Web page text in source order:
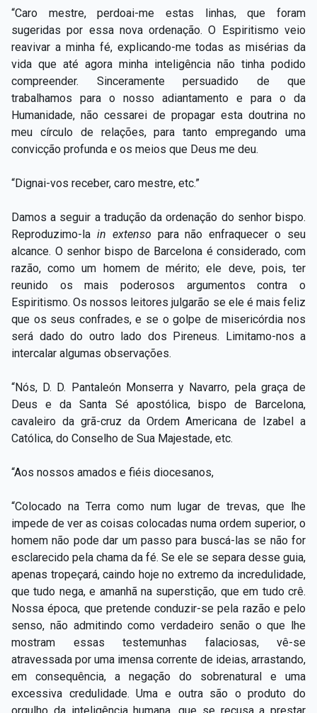
“Caro mestre, perdoai-me estas linhas, que foram
sugeridas por essa nova ordenação. O Espiritismo veio
reavivar a minha fé, explicando-me todas as misérias da
vida que até agora minha inteligência não tinha podido
compreender. Sinceramente persuadido de que
trabalhamos para o nosso adiantamento e para o da
Humanidade, não cessarei de propagar esta doutrina no
meu círculo de relações, para tanto empregando uma
convicção profunda e os meios que Deus me deu.
“Dignai-vos receber, caro mestre, etc.”
Damos a seguir a tradução da ordenação do senhor bispo.
Reproduzimo-la in extenso para não enfraquecer o seu
alcance. O senhor bispo de Barcelona é considerado, com
razão, como um homem de mérito; ele deve, pois, ter
reunido os mais poderosos argumentos contra o
Espiritismo. Os nossos leitores julgarão se ele é mais feliz
que os seus confrades, e se o golpe de misericórdia nos
será dado do outro lado dos Pireneus. Limitamo-nos a
intercalar algumas observações.
“Nós, D. D. Pantaleón Monserra y Navarro, pela graça de
Deus e da Santa Sé apostólica, bispo de Barcelona,
cavaleiro da grã-cruz da Ordem Americana de Izabel a
Católica, do Conselho de Sua Majestade, etc.
“Aos nossos amados e fiéis diocesanos,
“Colocado na Terra como num lugar de trevas, que lhe
impede de ver as coisas colocadas numa ordem superior, o
homem não pode dar um passo para buscá-las se não for
esclarecido pela chama da fé. Se ele se separa desse guia,
apenas tropeçará, caindo hoje no extremo da incredulidade,
que tudo nega, e amanhã na superstição, que em tudo crê.
Nossa época, que pretende conduzir-se pela razão e pelo
senso, não admitindo como verdadeiro senão o que lhe
mostram essas testemunhas falaciosas, vê-se
atravessada por uma imensa corrente de ideias, arrastando,
em consequência, a negação do sobrenatural e uma
excessiva credulidade. Uma e outra são o produto do